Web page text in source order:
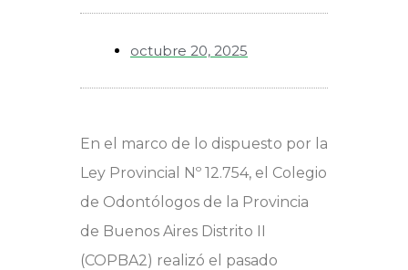
octubre 20, 2025
En el marco de lo dispuesto por la
Ley Provincial Nº 12.754, el Colegio
de Odontólogos de la Provincia
de Buenos Aires Distrito II
(COPBA2) realizó el pasado